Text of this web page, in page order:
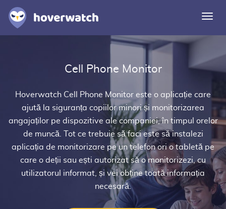
Soluții
Autentificare
Înscriere gratuită
Cell Phone Monitor
Hoverwatch Cell Phone Monitor este o aplicație care
ajută la siguranța copiilor minori și monitorizarea
angajaților pe dispozitive ale companiei, în timpul orelor
de muncă. Tot ce trebuie să faci este să instalezi
aplicația de monitorizare pe un telefon ori o tabletă pe
care o deții sau ești autorizat să o monitorizezi, cu
utilizatorul informat, și vei obține toată informația
necesară.